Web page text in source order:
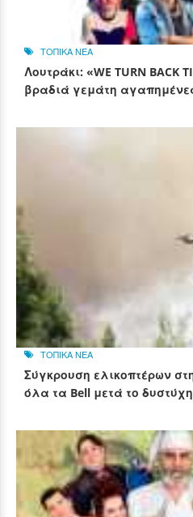
ΤΟΠΙΚΑ ΝΕΑ
Λουτράκι: «WE TURN BACK
βραδιά γεμάτη
ΤΟΠΙΚΑ ΝΕΑ
Σύγκρουση ελικοπτέρων
όλα τα Bell μετά το